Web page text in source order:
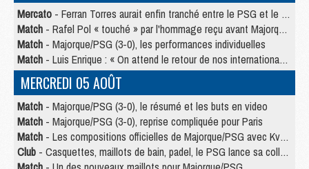
Mercato - Ferran Torres aurait enfin tranché entre le PSG et le Barça
Match - Rafel Pol « touché » par l'hommage reçu avant Majorque/PSG
Match - Majorque/PSG (3-0), les performances individuelles
Match - Luis Enrique : « On attend le retour de nos internationaux »
MERCREDI 05 AOÛT
Match - Majorque/PSG (3-0), le résumé et les buts en video
Match - Majorque/PSG (3-0), reprise compliquée pour Paris
Match - Les compositions officielles de Majorque/PSG avec Kvara et de nombreux jeunes
Club - Casquettes, maillots de bain, padel, le PSG lance sa collection été